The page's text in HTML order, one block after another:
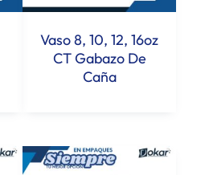
Vaso 8, 10, 12, 16oz
CT Gabazo De
Caña